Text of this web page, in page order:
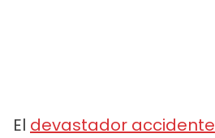
El devastador accidente